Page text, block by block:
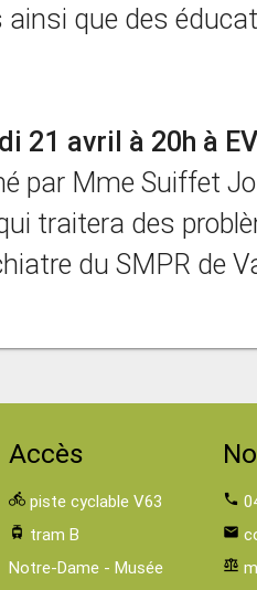
que des
21 avril à 20h à
par Mme Suiffet
traitera des
du SMPR de
Accès
directions_bike piste cyclable V63
tram tram B
Notre-Dame - Musée
phone
email
balance